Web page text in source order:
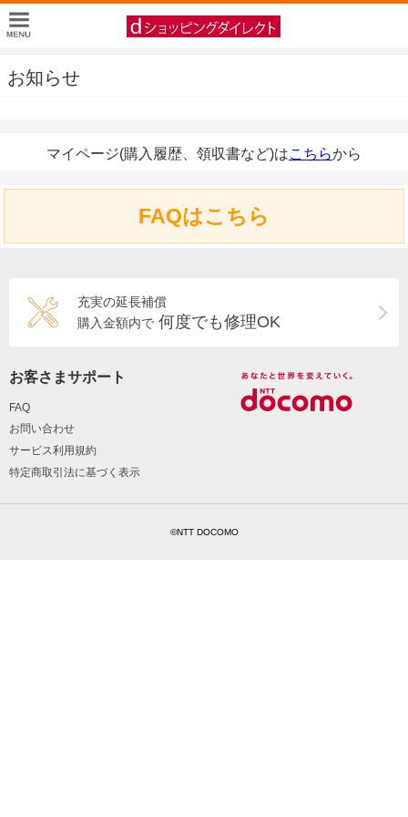
お知らせ
マイページ(購入履歴、領収書など)はこちらから
FAQはこちら
充実の延長補償
購入金額内で 何度でも修理OK
お客さまサポート
FAQ
お問い合わせ
サービス利用規約
特定商取引法に基づく表示
©NTT DOCOMO